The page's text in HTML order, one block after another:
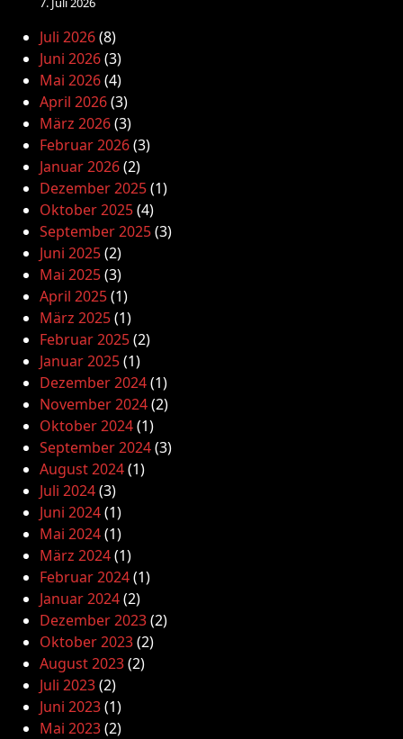
Juli 2026(8)
Juni 2026(3)
Mai 2026(4)
April 2026(3)
März 2026(3)
Februar 2026(3)
Januar 2026(2)
Dezember 2025(1)
Oktober 2025(4)
September 2025(3)
Juni 2025(2)
Mai 2025(3)
April 2025(1)
März 2025(1)
Februar 2025(2)
Januar 2025(1)
Dezember 2024(1)
November 2024(2)
Oktober 2024(1)
September 2024(3)
August 2024(1)
Juli 2024(3)
Juni 2024(1)
Mai 2024(1)
März 2024(1)
Februar 2024(1)
Januar 2024(2)
Dezember 2023(2)
Oktober 2023(2)
August 2023(2)
Juli 2023(2)
Juni 2023(1)
Mai 2023(2)